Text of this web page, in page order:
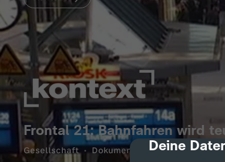
cmp-
Deine
Frontal 21: Bahnfahren wird
Gesellschaft Dokumentation